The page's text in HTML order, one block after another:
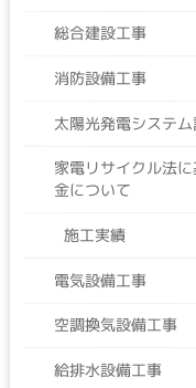
総合建設工事
消防設備工事
太陽光発電システ
家電リサイクル法
金について
施工実績
電気設備工事
空調換気設備工事
給排水設備工事